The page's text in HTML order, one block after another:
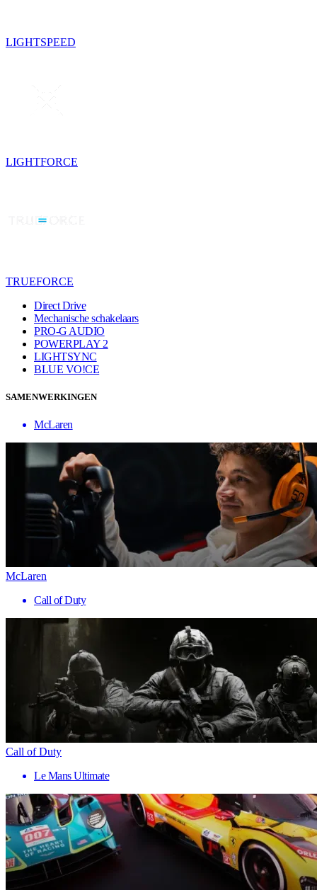
LIGHTSPEED
LIGHTFORCE
TRUEFORCE
Direct Drive
Mechanische schakelaars
PRO-G AUDIO
POWERPLAY 2
LIGHTSYNC
BLUE VO!CE
SAMENWERKINGEN
McLaren
McLaren
Call of Duty
Call of Duty
Le Mans Ultimate